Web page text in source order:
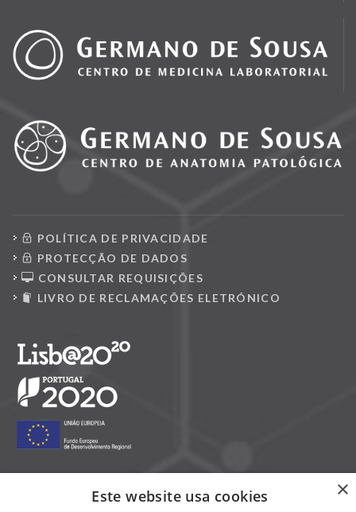
POLÍTICA DE PRIVACIDADE
PROTECÇÃO DE DADOS
CONSULTAR REQUISIÇÕES
LIVRO DE RECLAMAÇÕES ELETRÓNICO
×
Este website usa cookies